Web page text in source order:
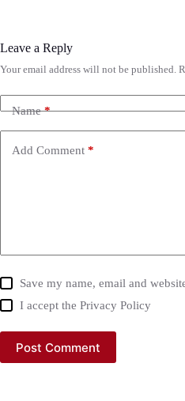
Leave a Reply
Your email address will not be published.
Name*
Add Comment *
Save my name, email and
I accept thePrivacy Policy
Post Comment